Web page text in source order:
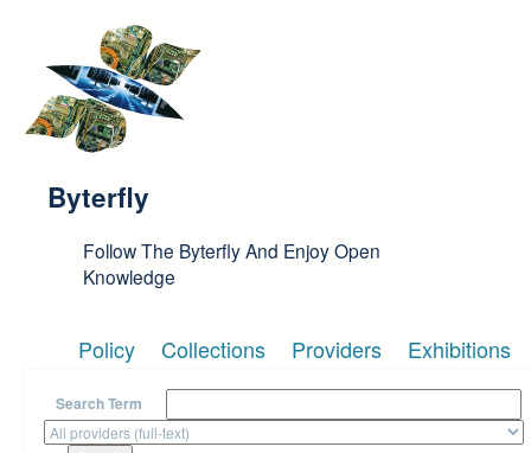
Byterfly
Follow The Byterfly And Enjoy Open
Knowledge
Policy Collections Providers Exhibitions
Search Term